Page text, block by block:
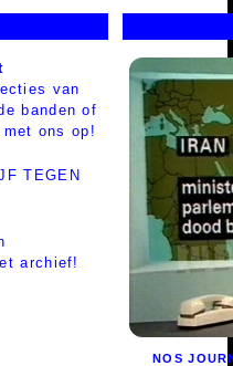
van
banden of
ons op!
TEGEN
archief!
NOS